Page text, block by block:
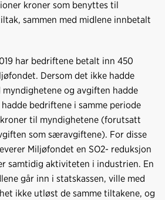
kroner som benyttes til
sammen med midlene innbetalt
har bedriftene betalt inn 450
Dersom det ikke hadde
og avgiften hadde
bedriftene i samme periode
til myndighetene (forutsatt
som særavgiftene). For disse
Miljøfondet en SO2- reduksjon
samtidig aktiviteten i industrien. En
går inn i statskassen, ville med
ikke utløst de samme tiltakene, og